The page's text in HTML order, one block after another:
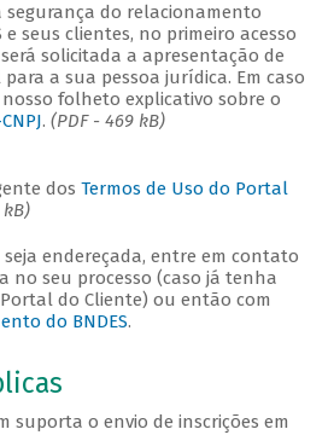
segurança do relacionamento
e seus clientes, no primeiro acesso
solicitada a apresentação de
a sua pessoa jurídica. Em caso
folheto explicativo sobre o
. (PDF - 469 kB)
dos Termos de Uso do Portal
kB)
endereçada, entre em contato
no seu processo (caso já tenha
do Cliente) ou então com
do BNDES.
suporta o envio de inscrições em